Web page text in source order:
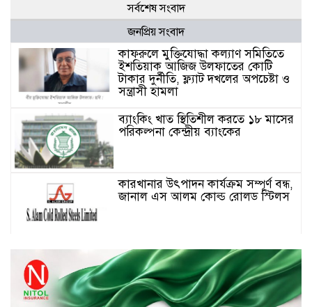
সর্বশেষ সংবাদ
জনপ্রিয় সংবাদ
কাফরুলে মুক্তিযোদ্ধা কল্যাণ সমিতিতে
ইশতিয়াক আজিজ উলফাতের কোটি
টাকার দুর্নীতি, ফ্ল্যাট দখলের অপচেষ্টা ও
সন্ত্রাসী হামলা
ব্যাংকিং খাত স্থিতিশীল করতে ১৮ মাসের
পরিকল্পনা কেন্দ্রীয় ব্যাংকের
কারখানার উৎপাদন কার্যক্রম সম্পূর্ণ বন্ধ,
জানাল এস আলম কোল্ড রোলড স্টিলস
দীর্ঘস্থায়ী ৭,৫০০ এমএএইচ ব্যাটারি
এবং শক্তিশালী গরিলা গ্লাস ৭আই সুরক্ষা
নিয়ে শাওমি উন্মোচন করল নতুন রেডমি
১৭